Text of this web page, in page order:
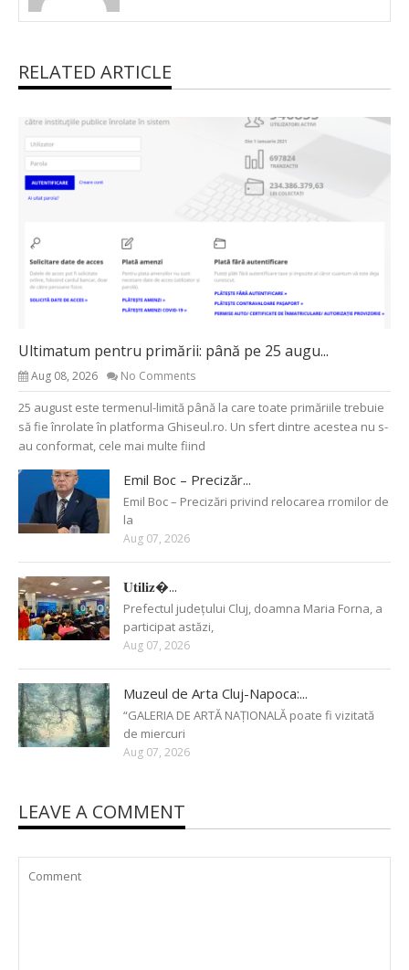
RELATED ARTICLE
Ultimatum pentru primării: până pe 25 augu...
Aug 08, 2026 No Comments
25 august este termenul-limită până la care toate primăriile trebuie
să fie înrolate în platforma Ghiseul.ro. Un sfert dintre acestea nu s-
au conformat, cele mai multe fiind
Emil Boc – Precizăr...
Emil Boc – Precizări privind relocarea rromilor de
la
Aug 07, 2026
𝐔𝐭𝐢𝐥𝐢𝐳�...
Prefectul județului Cluj, doamna Maria Forna, a
participat astăzi,
Aug 07, 2026
Muzeul de Arta Cluj-Napoca:...
“GALERIA DE ARTĂ NAȚIONALĂ poate fi vizitată
de miercuri
Aug 07, 2026
LEAVE A COMMENT